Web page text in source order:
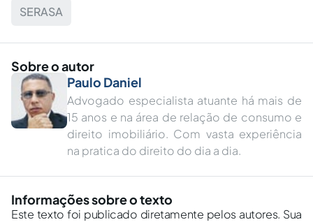
SERASA
Sobre o autor
Paulo Daniel
Advogado especialista atuante há mais de
15 anos e na área de relação de consumo e
direito imobiliário. Com vasta experiência
na pratica do direito do dia a dia.
Informações sobre o texto
Este texto foi publicado diretamente pelos autores. Sua